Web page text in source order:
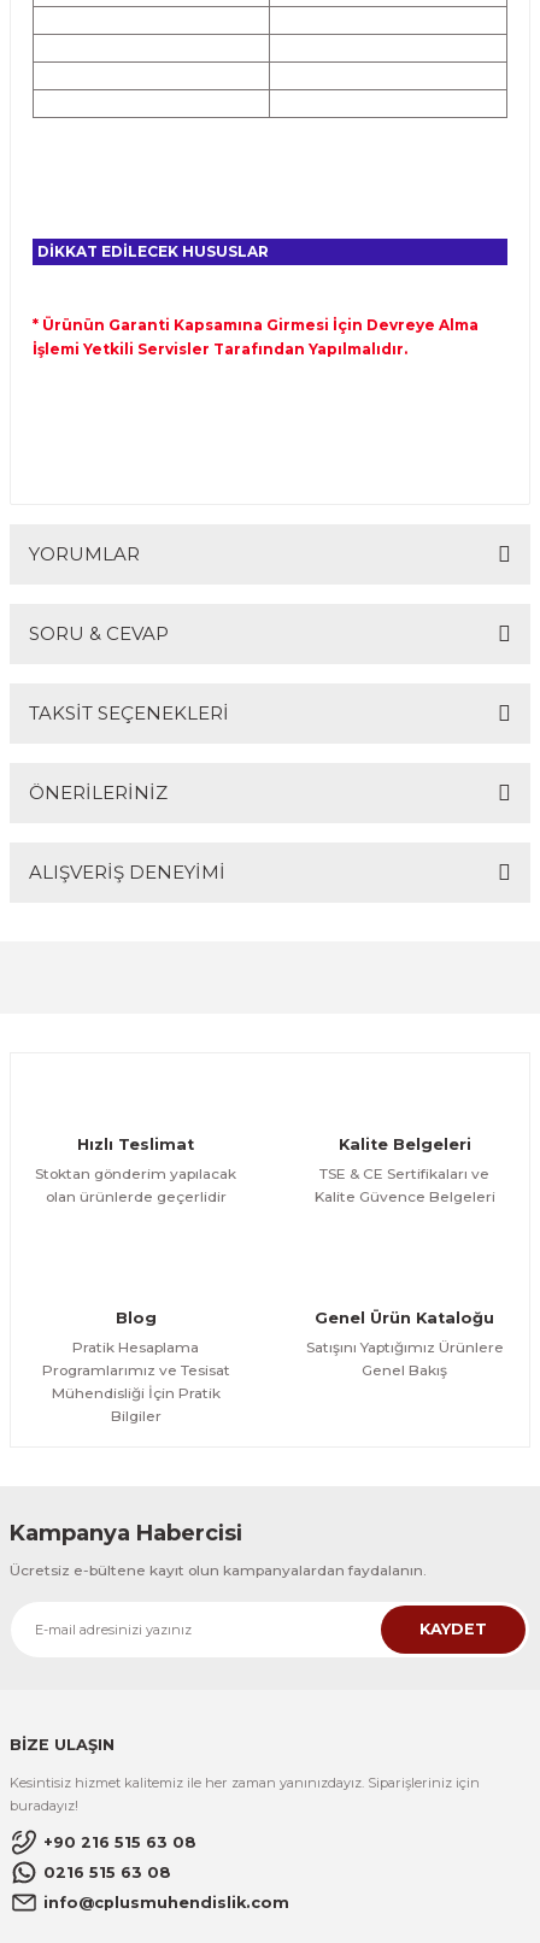
DİKKAT EDİLECEK HUSUSLAR
* Ürünün Garanti Kapsamına Girmesi İçin Devreye Alma
İşlemi Yetkili Servisler Tarafından Yapılmalıdır.
YORUMLAR
SORU & CEVAP
TAKSİT SEÇENEKLERİ
ÖNERİLERİNİZ
Bu ürünün fiyat bilgisi, resim, ürün açıklamalarında ve
Bu ürüne benzer farklı alternatifler olmalı.
ALIŞVERİŞ DENEYİMİ
Hızlı Teslimat
Stoktan gönderim yapılacak
olan ürünlerde geçerlidir
Kalite Belgeleri
TSE & CE Sertifikaları ve
Kalite Güvence Belgeleri
Blog
Pratik Hesaplama
Programlarımız ve Tesisat
Mühendisliği İçin Pratik
Bilgiler
Genel Ürün Kataloğu
Satışını Yaptığımız Ürünlere
Genel Bakış
Kampanya Habercisi
Ücretsiz e-bültene kayıt olun kampanyalardan faydalanın.
KAYDET
BİZE ULAŞIN
Kesintisiz hizmet kalitemiz ile her zaman yanınızdayız. Siparişleriniz için
buradayız!
+90 216 515 63 08
0216 515 63 08
info@cplusmuhendislik.com